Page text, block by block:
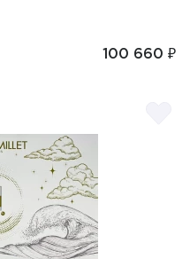
100 660 ₽